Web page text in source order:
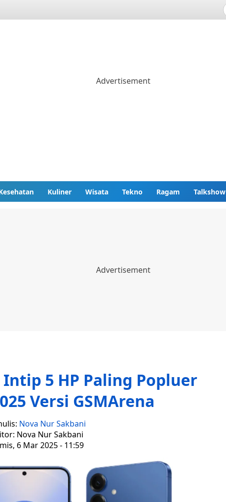
Kuliner Wisata Tekno Ragam Talkshow
Intip 5 HP Paling Popluer
Versi GSMArena
Nova Nur Sakbani
Nova Nur Sakbani
6 Mar 2025 - 11:59